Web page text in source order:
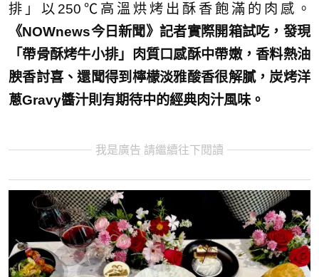
排」以250℃高溫烘烤出酥香飽滿的肉感。
《NOWnews今日新聞》記者實際開箱試吃，發現
「帶骨酥烤牛小排」肉質口感酥中帶嫩，香料熱油
腴香討喜、還聞得到檸檬淡雅酸香很解膩，炭烤洋
蔥Gravy醬汁則有期待中的經典肉汁風味。
我是廣告 請繼續往下閱讀